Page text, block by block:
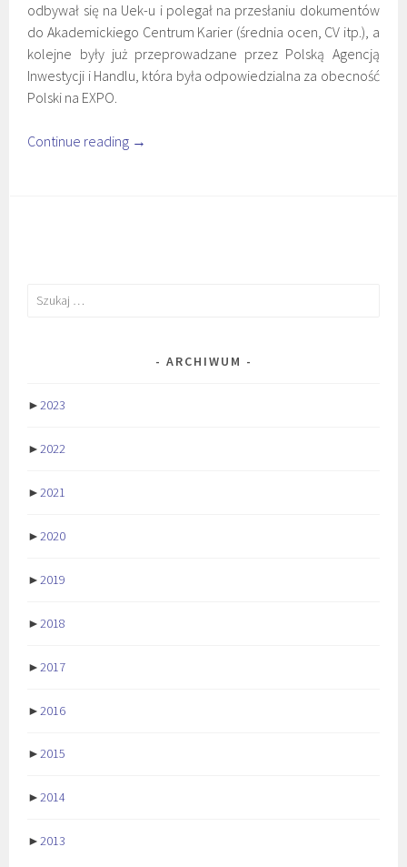
odbywał się na Uek-u i polegał na przesłaniu dokumentów
do Akademickiego Centrum Karier (średnia ocen, CV itp.), a
kolejne były już przeprowadzane przez Polską Agencją
Inwestycji i Handlu, która była odpowiedzialna za obecność
Polski na EXPO.
Continue reading →
Szukaj:
ARCHIWUM
►2023
►2022
►2021
►2020
►2019
►2018
►2017
►2016
►2015
►2014
►2013